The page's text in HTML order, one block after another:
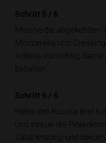
Schritt 5 / 6
Mische die abgekühlten
Mozzarella und
Arbeite vorsichtig,
behalten.
Schritt 6 / 6
Hebe den Rucola erst
und streue die
Salat knackig und